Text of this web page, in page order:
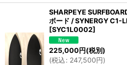
SHARPEYE
ボード / SYNERGY C1-
[SYC1L0002]
225,000円(税別)
(税込: 247,500円)